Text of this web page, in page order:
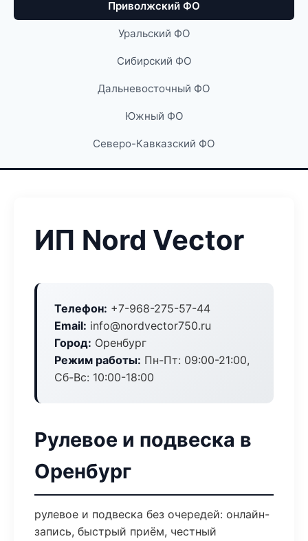
Приволжский ФО
Уральский ФО
Сибирский ФО
Дальневосточный ФО
Южный ФО
Северо-Кавказский ФО
ИП Nord Vector
Телефон: +7-968-275-57-44
Email: info@nordvector750.ru
Город: Оренбург
Режим работы: Пн-Пт: 09:00-21:00,
Сб-Вс: 10:00-18:00
Рулевое и подвеска в
Оренбург
рулевое и подвеска без очередей: онлайн-
запись, быстрый приём, честный